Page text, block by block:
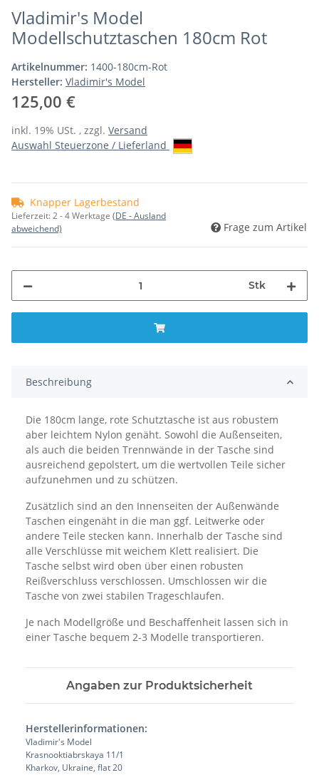
Vladimir's Model
Modellschutztaschen 180cm Rot
Artikelnummer: 1400-180cm-Rot
Hersteller: Vladimir's Model
125,00 €
inkl. 19% USt. , zzgl. Versand
Auswahl Steuerzone / Lieferland
Knapper Lagerbestand
Lieferzeit:2 - 4 Werktage (DE - Ausland
abweichend)
Frage zum Artikel
Stk
Beschreibung
Die 180cm lange, rote Schutztasche ist aus robustem
aber leichtem Nylon genäht. Sowohl die Außenseiten,
als auch die beiden Trennwände in der Tasche sind
ausreichend gepolstert, um die wertvollen Teile sicher
aufzunehmen und zu schützen.
Zusätzlich sind an den Innenseiten der Außenwände
Taschen eingenäht in die man ggf. Leitwerke oder
andere Teile stecken kann. Innerhalb der Tasche sind
alle Verschlüsse mit weichem Klett realisiert. Die
Tasche selbst wird oben über einen robusten
Reißverschluss verschlossen. Umschlossen wir die
Tasche von zwei stabilen Trageschlaufen.
Je nach Modellgröße und Beschaffenheit lassen sich in
einer Tasche bequem 2-3 Modelle transportieren.
Angaben zur Produktsicherheit
Herstellerinformationen:
Vladimir's Model
Krasnooktiabrskaya 11/1
Kharkov, Ukraine, flat 20